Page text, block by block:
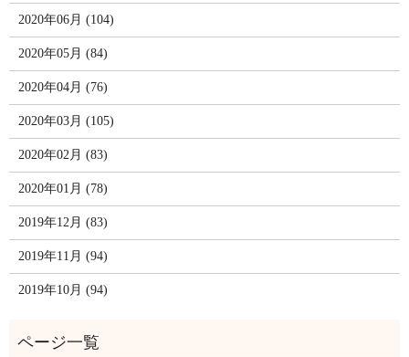
2020年06月 (104)
2020年05月 (84)
2020年04月 (76)
2020年03月 (105)
2020年02月 (83)
2020年01月 (78)
2019年12月 (83)
2019年11月 (94)
2019年10月 (94)